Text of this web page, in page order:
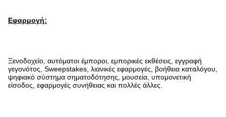
Εφαρμογή:
Ξενοδοχείο, αυτόματοι έμποροι, εμπορικές εκθέσεις, εγγραφή
γεγονότος, Sweepstakes, λιανικές εφαρμογές, βοήθεια καταλόγου,
ψηφιακό σύστημα σηματοδότησης, μουσεία, υπομονετική
είσοδος, εφαρμογές συνήθειας και πολλές άλλες.